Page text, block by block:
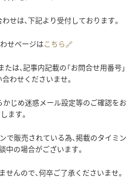
せは、下記より受付しております。
せページはこちら🔗
は、記事内記載の「お問合せ用番号」
わせくださいませ。
かじめ迷惑メール設定等のご確認をお
ます。
で販売されている為、掲載のタイミン
中の場合がございます。
んので、何卒ご了承くださいませ。